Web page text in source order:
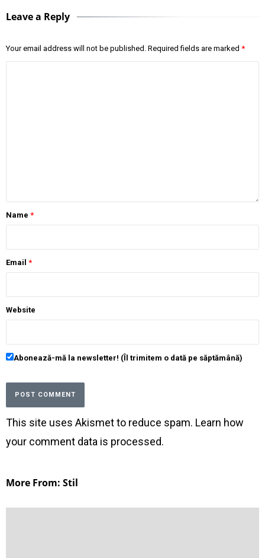
Leave a Reply
Your email address will not be published. Required fields are marked *
Name *
Email *
Website
Abonează-mă la newsletter! (Îl trimitem o dată pe săptămână)
This site uses Akismet to reduce spam. Learn how
your comment data is processed.
More From: Stil